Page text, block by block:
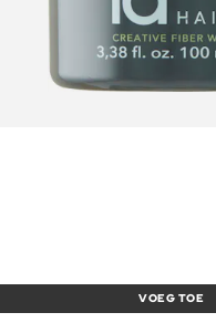
VOEG TOE